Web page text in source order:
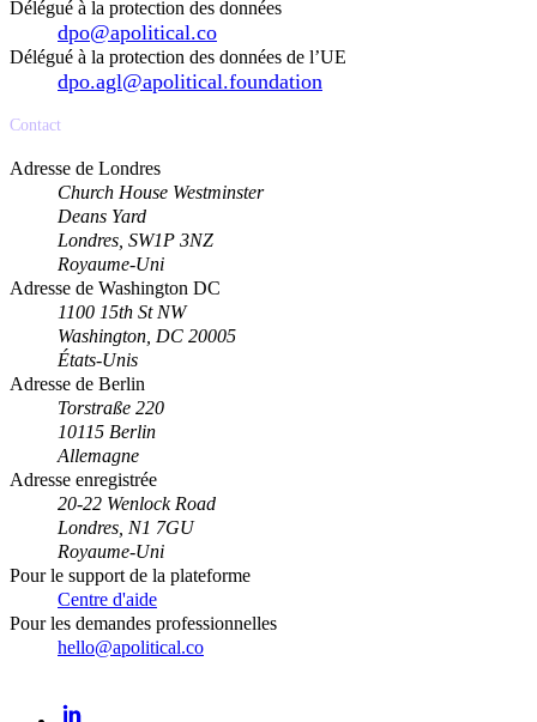
Délégué à la protection des données
dpo@apolitical.co
Délégué à la protection des données de l’UE
dpo.agl@apolitical.foundation
Contact
Adresse de Londres
Church House Westminster
Deans Yard
Londres, SW1P 3NZ
Royaume-Uni
Adresse de Washington DC
1100 15th St NW
Washington, DC 20005
États-Unis
Adresse de Berlin
Torstraße 220
10115 Berlin
Allemagne
Adresse enregistrée
20-22 Wenlock Road
Londres, N1 7GU
Royaume-Uni
Pour le support de la plateforme
Centre d'aide
Pour les demandes professionnelles
hello@apolitical.co